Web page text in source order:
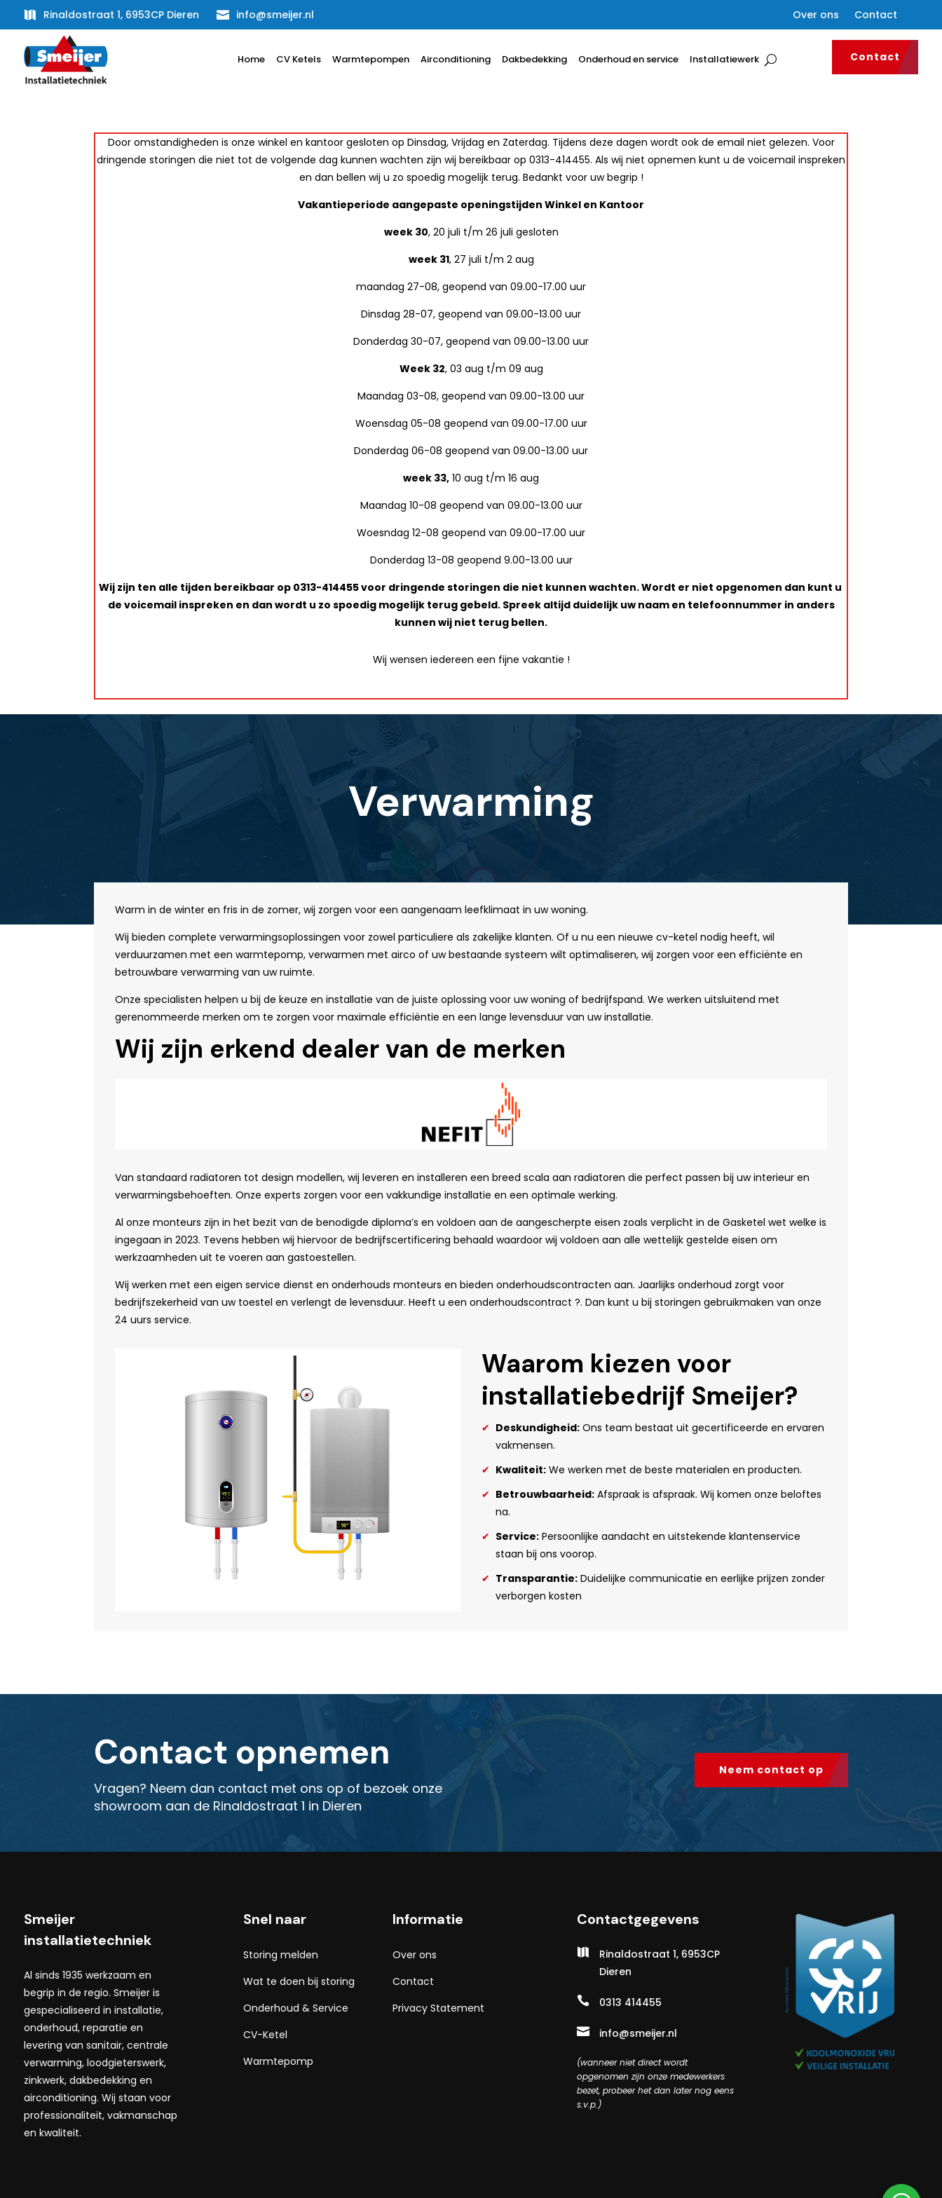
 Rinaldostraat 1, 6953CP Dieren  info@smeijer.nl Over ons Contact
Home CV Ketels Warmtepompen Airconditioning Dakbedekking Onderhoud en service Installatiewerk Contact
Door omstandigheden is onze winkel en kantoor gesloten op Dinsdag, Vrijdag en Zaterdag. Tijdens deze dagen wordt ook de email niet gelezen. Voor
dringende storingen die niet tot de volgende dag kunnen wachten zijn wij bereikbaar op 0313-414455. Als wij niet opnemen kunt u de voicemail inspreken
en dan bellen wij u zo spoedig mogelijk terug. Bedankt voor uw begrip !
Vakantieperiode aangepaste openingstijden Winkel en Kantoor
week 30, 20 juli t/m 26 juli gesloten
week 31, 27 juli t/m 2 aug
maandag 27-08, geopend van 09.00-17.00 uur
Dinsdag 28-07, geopend van 09.00-13.00 uur
Donderdag 30-07, geopend van 09.00-13.00 uur
Week 32, 03 aug t/m 09 aug
Maandag 03-08, geopend van 09.00-13.00 uur
Woensdag 05-08 geopend van 09.00-17.00 uur
Donderdag 06-08 geopend van 09.00-13.00 uur
week 33, 10 aug t/m 16 aug
Maandag 10-08 geopend van 09.00-13.00 uur
Woesndag 12-08 geopend van 09.00-17.00 uur
Donderdag 13-08 geopend 9.00-13.00 uur
Wij zijn ten alle tijden bereikbaar op 0313-414455 voor dringende storingen die niet kunnen wachten. Wordt er niet opgenomen dan kunt u
de voicemail inspreken en dan wordt u zo spoedig mogelijk terug gebeld. Spreek altijd duidelijk uw naam en telefoonnummer in anders
kunnen wij niet terug bellen.
Wij wensen iedereen een fijne vakantie !
Verwarming
Warm in de winter en fris in de zomer, wij zorgen voor een aangenaam leefklimaat in uw woning.
Wij bieden complete verwarmingsoplossingen voor zowel particuliere als zakelijke klanten. Of u nu een nieuwe cv-ketel nodig heeft, wil
verduurzamen met een warmtepomp, verwarmen met airco of uw bestaande systeem wilt optimaliseren, wij zorgen voor een efficiënte en
betrouwbare verwarming van uw ruimte.
Onze specialisten helpen u bij de keuze en installatie van de juiste oplossing voor uw woning of bedrijfspand. We werken uitsluitend met
gerenommeerde merken om te zorgen voor maximale efficiëntie en een lange levensduur van uw installatie.
Wij zijn erkend dealer van de merken
Van standaard radiatoren tot design modellen, wij leveren en installeren een breed scala aan radiatoren die perfect passen bij uw interieur en
verwarmingsbehoeften. Onze experts zorgen voor een vakkundige installatie en een optimale werking.
Al onze monteurs zijn in het bezit van de benodigde diploma’s en voldoen aan de aangescherpte eisen zoals verplicht in de Gasketel wet welke is
ingegaan in 2023. Tevens hebben wij hiervoor de bedrijfscertificering behaald waardoor wij voldoen aan alle wettelijk gestelde eisen om
werkzaamheden uit te voeren aan gastoestellen.
Wij werken met een eigen service dienst en onderhouds monteurs en bieden onderhoudscontracten aan. Jaarlijks onderhoud zorgt voor
bedrijfszekerheid van uw toestel en verlengt de levensduur. Heeft u een onderhoudscontract ?. Dan kunt u bij storingen gebruikmaken van onze
24 uurs service.
Waarom kiezen voor
installatiebedrijf Smeijer?
Deskundigheid: Ons team bestaat uit gecertificeerde en ervaren
vakmensen.
Kwaliteit: We werken met de beste materialen en producten.
Betrouwbaarheid: Afspraak is afspraak. Wij komen onze beloftes
na.
Service: Persoonlijke aandacht en uitstekende klantenservice
staan bij ons voorop.
Transparantie: Duidelijke communicatie en eerlijke prijzen zonder
verborgen kosten
Contact opnemen
Vragen? Neem dan contact met ons op of bezoek onze
showroom aan de Rinaldostraat 1 in Dieren
Neem contact op
Smeijer
installatietechniek
Al sinds 1935 werkzaam en
begrip in de regio. Smeijer is
gespecialiseerd in installatie,
onderhoud, reparatie en
levering van sanitair, centrale
verwarming, loodgieterswerk,
zinkwerk, dakbedekking en
airconditioning. Wij staan voor
professionaliteit, vakmanschap
en kwaliteit.
Snel naar
Storing melden
Wat te doen bij storing
Onderhoud & Service
CV-Ketel
Warmtepomp
Informatie
Over ons
Contact
Privacy Statement
Contactgegevens

Rinaldostraat 1, 6953CP
Dieren
 0313 414455
 info@smeijer.nl
(wanneer niet direct wordt
opgenomen zijn onze medewerkers
bezet, probeer het dan later nog eens
s.v.p.)